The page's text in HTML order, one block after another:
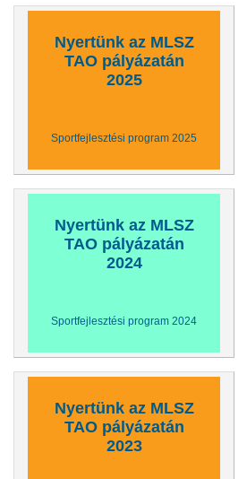
Nyertünk az MLSZ
TAO pályázatán
2025
Sportfejlesztési program 2025
Nyertünk az MLSZ
TAO pályázatán
2024
Sportfejlesztési program 2024
Nyertünk az MLSZ
TAO pályázatán
2023